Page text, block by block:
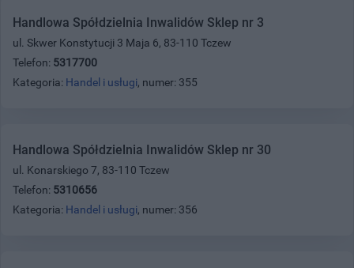
Handlowa Spółdzielnia Inwalidów Sklep nr 3
ul. Skwer Konstytucji 3 Maja 6, 83-110 Tczew
Telefon: 5317700
Kategoria: Handel i usługi, numer: 355
Handlowa Spółdzielnia Inwalidów Sklep nr 30
ul. Konarskiego 7, 83-110 Tczew
Telefon: 5310656
Kategoria: Handel i usługi, numer: 356